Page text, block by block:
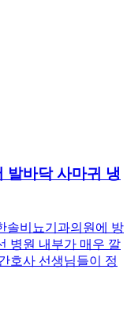
발바닥 사마귀 냉
솔비뇨기과의원에 방
병원 내부가 매우 깔
호사 선생님들이 정